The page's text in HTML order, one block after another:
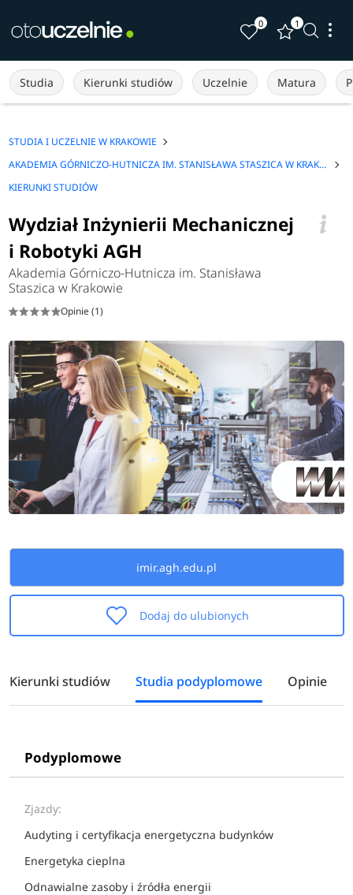
0 1
Studia Kierunki studiów Uczelnie Matura
STUDIA I UCZELNIE W KRAKOWIE
AKADEMIA GÓRNICZO-HUTNICZA IM. STANISŁAWA STASZICA W KRAKOWIE
KIERUNKI STUDIÓW
Wydział Inżynierii Mechanicznej
i Robotyki AGH
Akademia Górniczo-Hutnicza im. Stanisława
Staszica w Krakowie
Opinie (1)
imir.agh.edu.pl
Dodaj do ulubionych
Kierunki studiów Studia podyplomowe Opinie
Podyplomowe
Zjazdy:
Audyting i certyfikacja energetyczna budynków
Energetyka cieplna
Odnawialne zasoby i źródła energii